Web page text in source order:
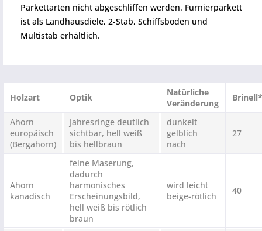
Holzart Optik
Natürliche
Veränderung
Brinell*
Ahorn
europäisch
(Bergahorn)
Jahresringe deutlich
sichtbar, hell weiß
bis hellbraun
dunkelt
gelblich
nach
27
Ahorn
kanadisch
feine Maserung,
dadurch
harmonisches
Erscheinungsbild,
hell weiß bis rötlich
braun
wird leicht
beige-rötlich
40
Parkettarten nicht abgeschliffen werden. Furnierparkett
ist als Landhausdiele, 2-Stab, Schiffsboden und
Multistab erhältlich.